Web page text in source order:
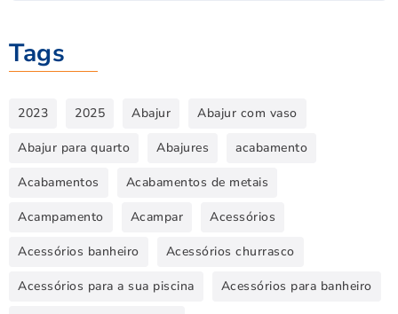
Tags
2023 2025 Abajur Abajur com vaso
Abajur para quarto Abajures acabamento
Acabamentos Acabamentos de metais
Acampamento Acampar Acessórios
Acessórios banheiro Acessórios churrasco
Acessórios para a sua piscina Acessórios para banheiro